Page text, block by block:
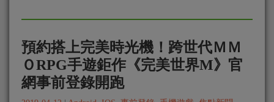
預約搭上完美時光機！跨世代ＭＭ
ＯRPG手遊鉅作《完美世界M》官
網事前登錄開跑